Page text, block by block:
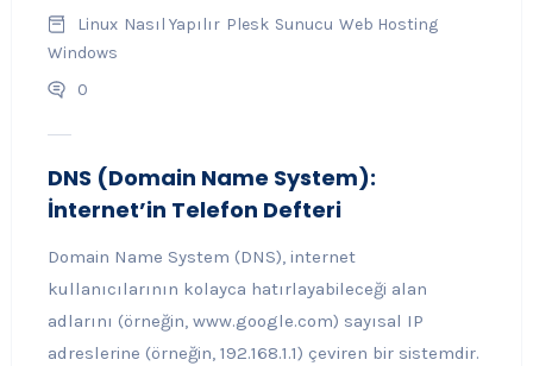
Linux Nasıl Yapılır Plesk Sunucu Web Hosting
Windows
0
DNS (Domain Name System):
İnternet’in Telefon Defteri
Domain Name System (DNS), internet
kullanıcılarının kolayca hatırlayabileceği alan
adlarını (örneğin, www.google.com) sayısal IP
adreslerine (örneğin, 192.168.1.1) çeviren bir sistemdir.